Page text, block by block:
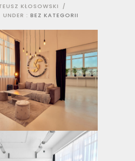
KŁOSOWSKI
/
UNDER : BEZ KATEGORII